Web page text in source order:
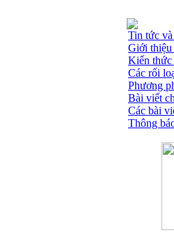
Tin tức
Giới thiệu
Kiến thức
Các rối
Phương
Bài viết
Các bài
Thông